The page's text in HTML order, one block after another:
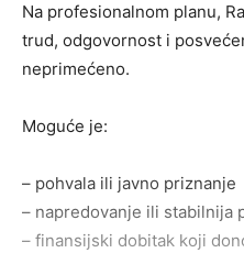
Na profesionalnom planu,
trud, odgovornost i
neprimećeno.
Moguće je:
– pohvala ili javno priznanje
– napredovanje ili stabilnija
– finansijski dobitak koji